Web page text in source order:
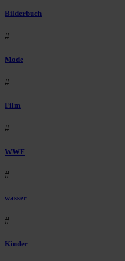
Bilderbuch
#
Mode
#
Film
#
WWF
#
wasser
#
Kinder